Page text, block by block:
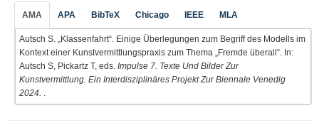
AMA APA BibTeX Chicago IEEE MLA
Autsch S. „Klassenfahrt“. Einige Überlegungen zum Begriff des Modells im
Kontext einer Kunstvermittlungspraxis zum Thema „Fremde überall“. In:
Autsch S, Pickartz T, eds. Impulse 7. Texte Und Bilder Zur
Kunstvermittlung. Ein Interdisziplinäres Projekt Zur Biennale Venedig
2024.